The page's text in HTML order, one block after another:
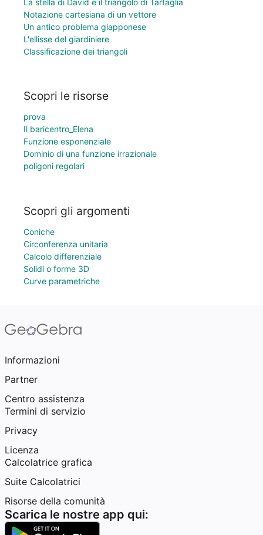
Notazione cartesiana di un vettore
Un antico problema giapponese
L'ellisse del giardiniere
Classificazione dei triangoli
Scopri le risorse
prova
Il baricentro_Elena
Funzione esponenziale
Dominio di una funzione irrazionale
poligoni regolari
Scopri gli argomenti
Coniche
Circonferenza unitaria
Calcolo differenziale
Solidi o forme 3D
Curve parametriche
Informazioni
Partner
Centro assistenza
Termini di servizio
Privacy
Licenza
Calcolatrice grafica
Suite Calcolatrici
Risorse della comunità
Scarica le nostre app qui: